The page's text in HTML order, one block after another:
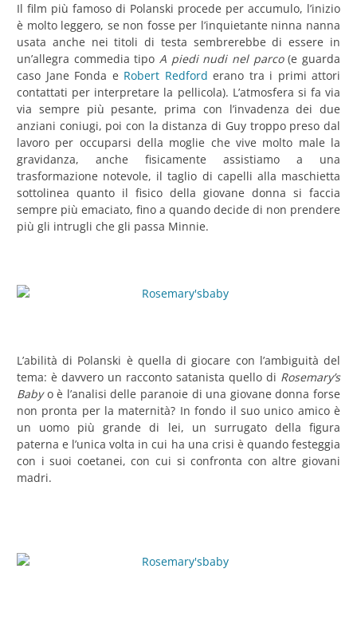
Il film più famoso di Polanski procede per accumulo, l’inizio
è molto leggero, se non fosse per l’inquietante ninna nanna
usata anche nei titoli di testa sembrerebbe di essere in
un’allegra commedia tipo A piedi nudi nel parco(e guarda
caso Jane Fonda e Robert Redford erano tra i primi attori
contattati per interpretare la pellicola). L’atmosfera si fa via
via sempre più pesante, prima con l’invadenza dei due
anziani coniugi, poi con la distanza di Guy troppo preso dal
lavoro per occuparsi della moglie che vive molto male la
gravidanza, anche fisicamente assistiamo a una
trasformazione notevole, il taglio di capelli alla maschietta
sottolinea quanto il fisico della giovane donna si faccia
sempre più emaciato, fino a quando decide di non prendere
più gli intrugli che gli passa Minnie.
L’abilità di Polanski è quella di giocare con l’ambiguità del
tema: è davvero un racconto satanista quello di Rosemary’s
Babyo è l’analisi delle paranoie di una giovane donna forse
non pronta per la maternità? In fondo il suo unico amico è
un uomo più grande di lei, un surrugato della figura
paterna e l’unica volta in cui ha una crisi è quando festeggia
con i suoi coetanei, con cui si confronta con altre giovani
madri.